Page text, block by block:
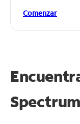
Comenzar